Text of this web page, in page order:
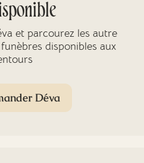
et parcourez les autre
disponibles aux
Déva